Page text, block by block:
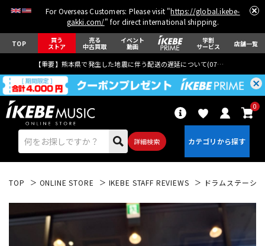
For Overseas Customers: Please visit "https://global.ikebe-
gakki.com/" for direct international shipping.
TOP 買う
ストア
売る
中古買取
イベント
動画
学割
サービス 店舗一覧
【重要】熊本県で発生した地震に伴う配送の遅延について(07月29日
詳細検索
0
エレキギター アコギ/エレアコ
TOP ONLINE STORE IKEBE STAFF REVIEWS ドラムステーシ